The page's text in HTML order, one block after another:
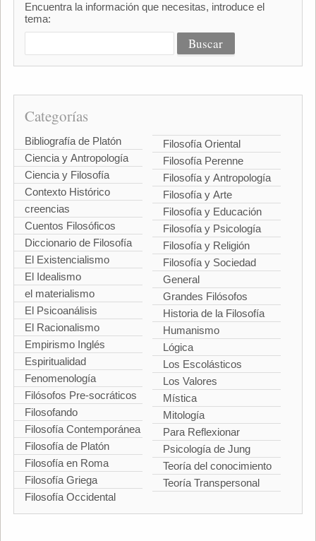
Encuentra la información que necesitas, introduce el
tema:
Categorías
Bibliografía de Platón
Ciencia y Antropología
Ciencia y Filosofía
Contexto Histórico
creencias
Cuentos Filosóficos
Diccionario de Filosofía
El Existencialismo
El Idealismo
el materialismo
El Psicoanálisis
El Racionalismo
Empirismo Inglés
Espiritualidad
Fenomenología
Filósofos Pre-socráticos
Filosofando
Filosofía Contemporánea
Filosofía de Platón
Filosofía en Roma
Filosofía Griega
Filosofía Occidental
Filosofía Oriental
Filosofía Perenne
Filosofía y Antropología
Filosofía y Arte
Filosofía y Educación
Filosofía y Psicología
Filosofía y Religión
Filosofía y Sociedad
General
Grandes Filósofos
Historia de la Filosofía
Humanismo
Lógica
Los Escolásticos
Los Valores
Mística
Mitología
Para Reflexionar
Psicología de Jung
Teoría del conocimiento
Teoría Transpersonal